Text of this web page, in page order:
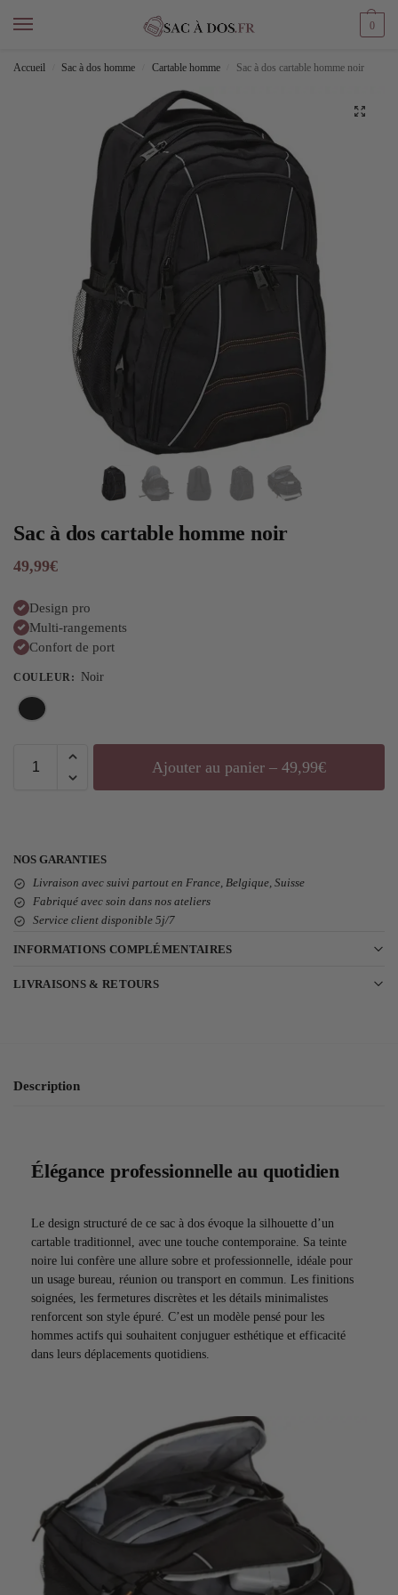
0
Accueil Sac à dos homme Cartable homme Sac à dos cartable homme noir
Sac à dos cartable homme noir
49,99€
Design pro
Multi-rangements
Confort de port
COULEUR: Noir
Ajouter au panier – 49,99€
NOS GARANTIES
Livraison avec suivi partout en France, Belgique, Suisse
Fabriqué avec soin dans nos ateliers
Service client disponible 5j/7
INFORMATIONS COMPLÉMENTAIRES
LIVRAISONS & RETOURS
Description
Élégance professionnelle au quotidien
Le design structuré de ce sac à dos évoque la silhouette d’un
cartable traditionnel, avec une touche contemporaine. Sa teinte
noire lui confère une allure sobre et professionnelle, idéale pour
un usage bureau, réunion ou transport en commun. Les finitions
soignées, les fermetures discrètes et les détails minimalistes
renforcent son style épuré. C’est un modèle pensé pour les
hommes actifs qui souhaitent conjuguer esthétique et efficacité
dans leurs déplacements quotidiens.